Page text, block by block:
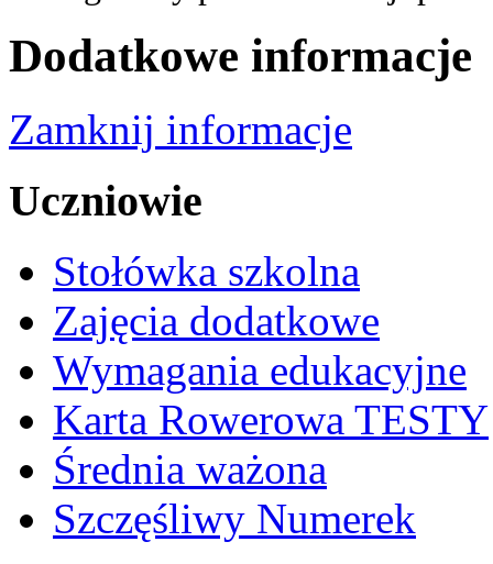
Dodatkowe informacje
Zamknij informacje
Uczniowie
Stołówka szkolna
Zajęcia dodatkowe
Wymagania edukacyjne
Karta Rowerowa TESTY
Średnia ważona
Szczęśliwy Numerek